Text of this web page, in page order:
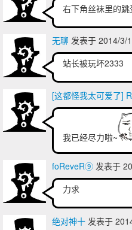
右下角丝袜里的
无聊 发表于 2014/3/
站长被玩坏2333
[这都怪我太可爱了]
我已经尽力啦~
foReveR⑨ 发表于
力求
绝对神十 发表于